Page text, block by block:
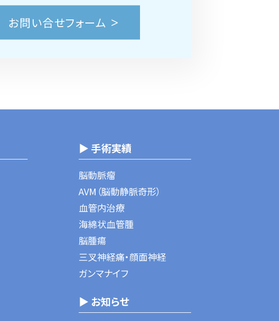
お問い合せフォーム
▶ 手術実績
脳動脈瘤
AVM（脳動静脈奇形）
血管内治療
海綿状血管腫
脳腫瘍
三叉神経痛・顔面神経
ガンマナイフ
▶ お知らせ